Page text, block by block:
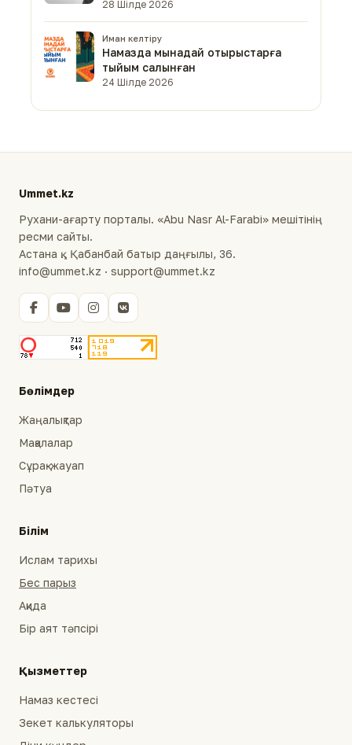
28 Шілде 2026
Иман келтіру
Намазда мынадай отырыстарға
тыйым салынған
24 Шілде 2026
Ummet.kz
Рухани-ағарту порталы. «Abu Nasr Al-Farabi» мешітінің
ресми сайты.
Астана қ., Қабанбай батыр даңғылы, 36.
info@ummet.kz · support@ummet.kz
Бөлімдер
Жаңалықтар
Мақалалар
Сұрақ-жауап
Пәтуа
Білім
Ислам тарихы
Бес парыз
Ақида
Бір аят тәпсірі
Қызметтер
Намаз кестесі
Зекет калькуляторы